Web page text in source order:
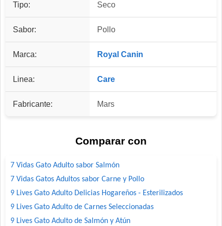
Tipo: Seco
Sabor: Pollo
Marca: Royal Canin
Linea: Care
Fabricante: Mars
Comparar con
7 Vidas Gato Adulto sabor Salmón
7 Vidas Gatos Adultos sabor Carne y Pollo
9 Lives Gato Adulto Delicias Hogareños - Esterilizados
9 Lives Gato Adulto de Carnes Seleccionadas
9 Lives Gato Adulto de Salmón y Atún